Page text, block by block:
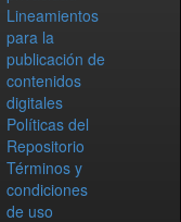
Lineamientos
para la
publicación de
contenidos
digitales
Políticas del
Repositorio
Términos y
condiciones
de uso